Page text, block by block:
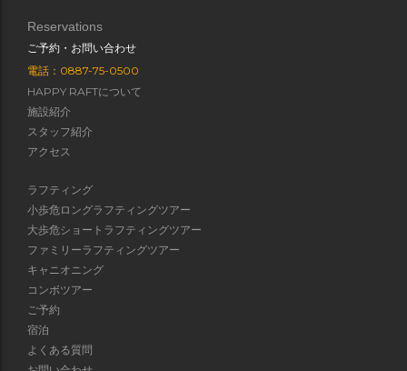
Reservations
ご予約・お問い合わせ
電話：0887-75-0500
HAPPY RAFTについて
施設紹介
スタッフ紹介
アクセス
ラフティング
小歩危ロングラフティングツアー
大歩危ショートラフティングツアー
ファミリーラフティングツアー
キャニオニング
コンボツアー
ご予約
宿泊
よくある質問